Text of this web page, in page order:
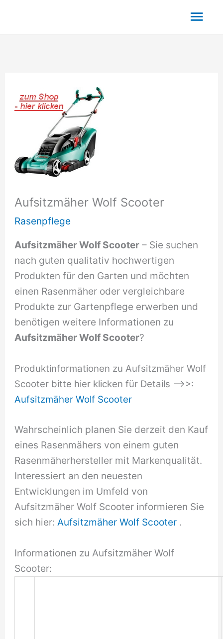
springen
Aufsitzmäher Wolf Scooter
Rasenpflege
Aufsitzmäher Wolf Scooter – Sie suchen
nach guten qualitativ hochwertigen
Produkten für den Garten und möchten
einen Rasenmäher oder vergleichbare
Produkte zur Gartenpflege erwerben und
benötigen weitere Informationen zu
Aufsitzmäher Wolf Scooter?
Produktinformationen zu Aufsitzmäher Wolf
Scooter bitte hier klicken für Details –>>:
Aufsitzmäher Wolf Scooter
Wahrscheinlich planen Sie derzeit den Kauf
eines Rasenmähers von einem guten
Rasenmäherhersteller mit Markenqualität.
Interessiert an den neuesten
Entwicklungen im Umfeld von
Aufsitzmäher Wolf Scooter informieren Sie
sich hier:Aufsitzmäher Wolf Scooter .
Informationen zu Aufsitzmäher Wolf
Scooter: